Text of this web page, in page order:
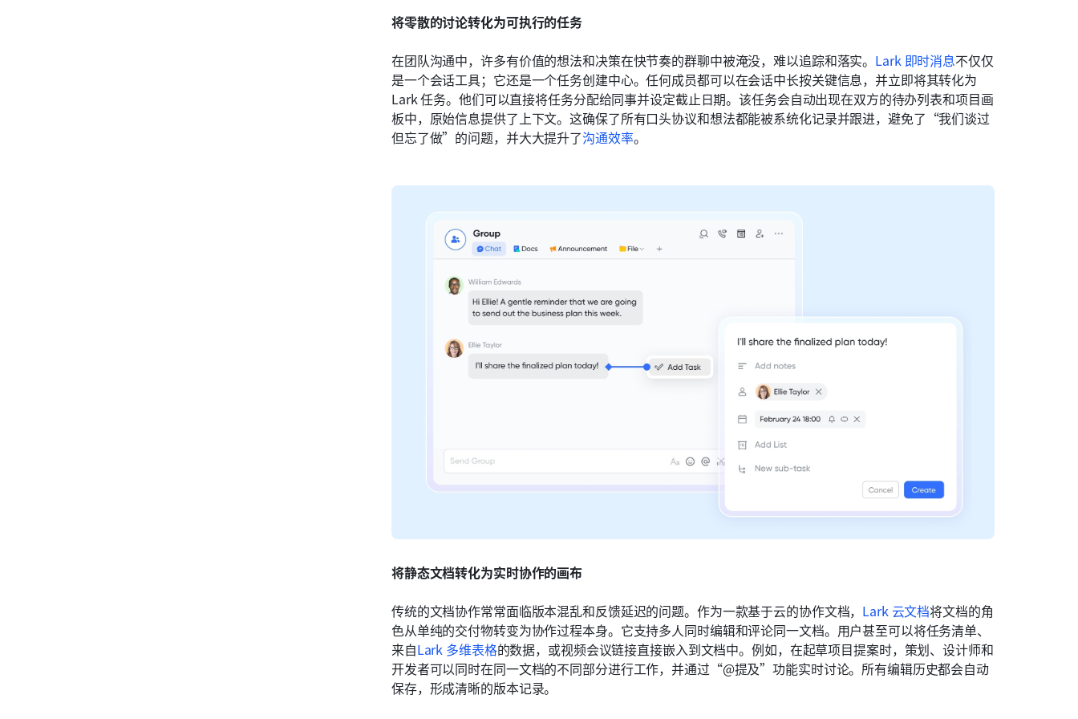
将零散的讨论转化为可执行的任务
在团队沟通中，许多有价值的想法和决策在快节奏的群聊中被淹没，难以追踪和落实。 Lark 即时消息不仅仅
是一个会话工具；它还是一个任务创建中心。任何成员都可以在会话中长按关键信息，并立即将其转化为
Lark 任务。他们可以直接将任务分配给同事并设定截止日期。该任务会自动出现在双方的待办列表和项目画
板中，原始信息提供了上下文。这确保了所有口头协议和想法都能被系统化记录并跟进，避免了“我们谈过
但忘了做”的问题，并大大提升了沟通效率。
将静态文档转化为实时协作的画布
传统的文档协作常常面临版本混乱和反馈延迟的问题。作为一款基于云的协作文档， Lark 云文档将文档的角
色从单纯的交付物转变为协作过程本身。它支持多人同时编辑和评论同一文档。用户甚至可以将任务清单、
来自Lark 多维表格的数据，或视频会议链接直接嵌入到文档中。例如，在起草项目提案时，策划、设计师和
开发者可以同时在同一文档的不同部分进行工作，并通过“@提及”功能实时讨论。所有编辑历史都会自动
保存，形成清晰的版本记录。